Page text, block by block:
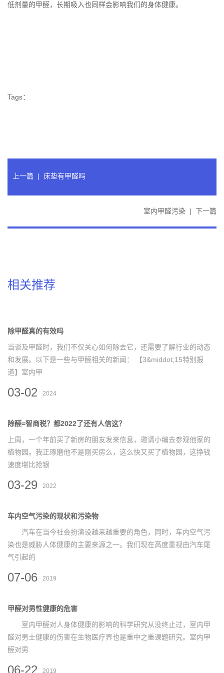
低剂量的甲醛，长期吸入也同样会影响我们的身体健康。
Tags：
上一篇 | 床垫有甲醛吗
室内甲醛污染 | 下一篇
相关推荐
除甲醛真的有效吗
当谈及甲醛时，我们不仅关心如何除去它，还需要了解行业的动态
和发展。以下是一些与甲醛相关的新闻： 【3&middot;15特别报
道】室内甲
03-02 2024
除醛=智商税？都2022了还有人信这？
上周，一个年前买了新房的朋友发来信息，邀请小编去参观他家的
植物园。我正琢磨他不是刚买房么，这么快又买了植物园，这挣钱
速度堪比抢银
03-29 2022
车内空气污染的现状和污染物
汽车在当今社会扮演设越来越重要的角色，同时，车内空气污
染也是威胁人体健康的主要来源之一。我们现在高度重视由汽车尾
气引起的
07-06 2019
甲醛对男性健康的危害
室内甲醛对人身体健康的影响的科学研究从没终止过，室内甲
醛对男士健康的伤害在生物医疗界也是重中之重课题研究。室内甲
醛对男
06-22 2019